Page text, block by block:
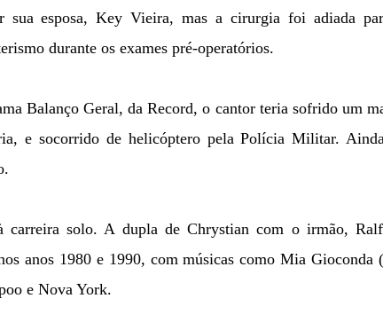
sua esposa, Key Vieira, mas a cirurgia foi adiada
durante os exames pré-operatórios.
Balanço Geral, da Record, o cantor teria sofrido um
e socorrido de helicóptero pela Polícia Militar.
carreira solo. A dupla de Chrystian com o irmão,
anos 1980 e 1990, com músicas como Mia
e Nova York.